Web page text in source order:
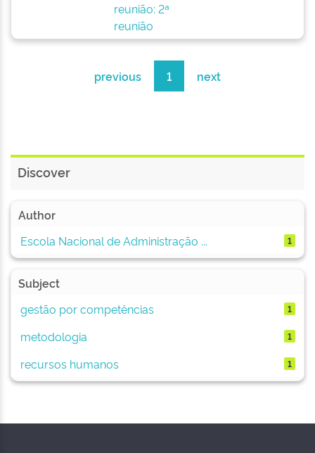
reunião: 2ª
reunião
previous 1 next
Discover
Author
Escola Nacional de Administração ...
1
Subject
gestão por competências
1
metodologia 1
recursos humanos 1